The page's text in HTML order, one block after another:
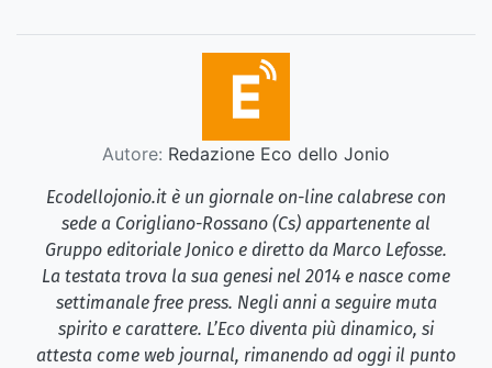
Autore: Redazione Eco dello Jonio
Ecodellojonio.it è un giornale on-line calabrese con
sede a Corigliano-Rossano (Cs) appartenente al
Gruppo editoriale Jonico e diretto da Marco Lefosse.
La testata trova la sua genesi nel 2014 e nasce come
settimanale free press. Negli anni a seguire muta
spirito e carattere. L’Eco diventa più dinamico, si
attesta come web journal, rimanendo ad oggi il punto